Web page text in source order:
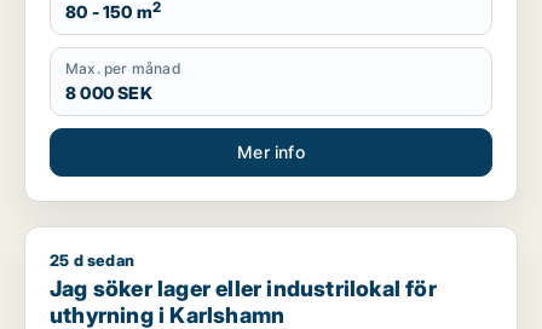
80 - 150 m2
Max. per månad
8 000 SEK
Mer info
Jag söker lager eller industrilokal för uthyrning i Karlshamn
25 d sedan
Jag söker lager eller industrilokal för
uthyrning i Karlshamn